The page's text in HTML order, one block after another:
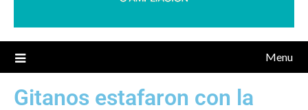
Menu
Gitanos estafaron con la